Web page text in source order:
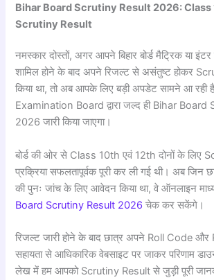
Bihar Board Scrutiny Result 2026: Class
Scrutiny Result
नमस्कार दोस्तों, अगर आपने बिहार बोर्ड मैट्रिक या इंटर
शामिल होने के बाद अपने रिजल्ट से असंतुष्ट होकर
किया था, तो अब आपके लिए बड़ी अपडेट सामने आ
Examination Board द्वारा जल्द ही Bihar
2026 जारी किया जाएगा।
बोर्ड की ओर से Class 10th एवं 12th दोनों के लिए
प्रक्रिया सफलतापूर्वक पूरी कर ली गई थी। अब जिन
की पुनः जांच के लिए आवेदन किया था, वे ऑनलाइन
Board Scrutiny Result 2026 चेक कर सकेंगे।
रिजल्ट जारी होने के बाद छात्र अपने Roll Code
सहायता से आधिकारिक वेबसाइट पर जाकर परिणाम
लेख में हम आपको Scrutiny Result से जुड़ी पूरी